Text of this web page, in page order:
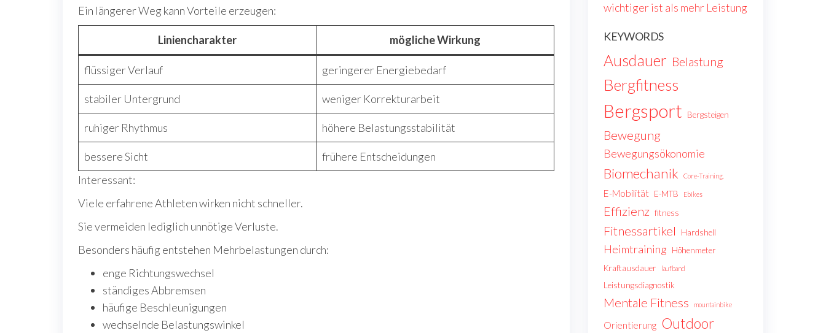
Ein längerer Weg kann Vorteile erzeugen:
Liniencharakter mögliche Wirkung
flüssiger Verlauf geringerer Energiebedarf
stabiler Untergrund weniger Korrekturarbeit
ruhiger Rhythmus höhere Belastungsstabilität
bessere Sicht
frühere Entscheidungen
Interessant:
Viele erfahrene Athleten wirken nicht schneller.
Sie vermeiden lediglich unnötige Verluste.
Besonders häufig entstehen Mehrbelastungen durch:
enge Richtungswechsel
ständiges Abbremsen
häufige Beschleunigungen
wechselnde Belastungswinkel
wichtiger ist als mehr Leistung
KEYWORDS
Ausdauer Belastung
Bergfitness
Bergsport Bergsteigen
Bewegung
Bewegungsökonomie
Biomechanik Core-Training.
E-Mobilität E-MTB Ebikes
Effizienz fitness
Fitnessartikel Hardshell
Heimtraining
Höhenmeter
Kraftausdauer
laufband
Leistungsdiagnostik
Mentale Fitness mountainbike
Orientierung Outdoor